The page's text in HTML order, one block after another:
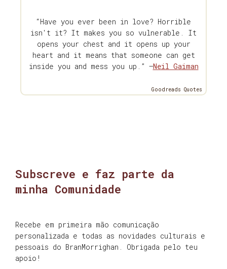
“Have you ever been in love? Horrible
isn't it? It makes you so vulnerable. It
opens your chest and it opens up your
heart and it means that someone can get
inside you and mess you up.” —Neil Gaiman
Goodreads Quotes
Subscreve e faz parte da
minha Comunidade
Recebe em primeira mão comunicação
personalizada e todas as novidades culturais e
pessoais do BranMorrighan. Obrigada pelo teu
apoio!